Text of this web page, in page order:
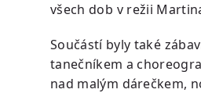
všech dob v režii
Součástí byly také
tanečníkem a
nad malým dárečkem,